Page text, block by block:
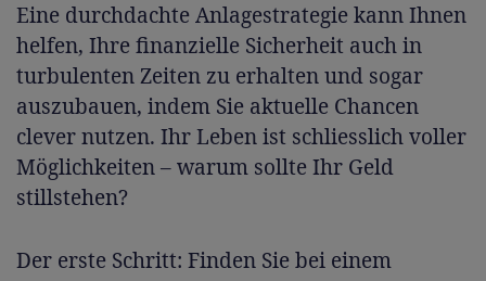
Eine durchdachte Anlagestrategie kann Ihnen
helfen, Ihre finanzielle Sicherheit auch in
turbulenten Zeiten zu erhalten und sogar
auszubauen, indem Sie aktuelle Chancen
clever nutzen. Ihr Leben ist schliesslich voller
Möglichkeiten – warum sollte Ihr Geld
stillstehen?
Der erste Schritt: Finden Sie bei einem